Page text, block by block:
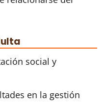
social y
en la gestión